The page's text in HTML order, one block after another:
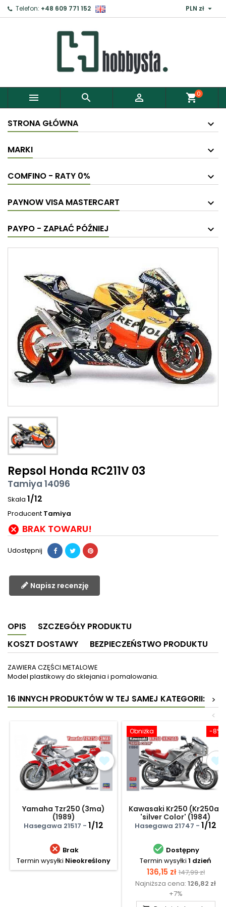
Telefon: +48 609 771 152 PLN zł 
   shopping_cart0
STRONA GŁÓWNA
MARKI
COMFINO - RATY 0%
PAYNOW VISA MASTERCART
PAYPO - ZAPŁAĆ PÓŹNIEJ
Repsol Honda RC211V 03
Tamiya 14096
Skala 1/12
Producent Tamiya
 BRAK TOWARU!
Udostępnij
Napisz recenzję
OPIS
SZCZEGÓŁY PRODUKTU
KOSZT DOSTAWY
BEZPIECZEŃSTWO PRODUKTU
ZAWIERA CZĘŚCI METALOWE
Model plastikowy do sklejania i pomalowania.
16 INNYCH PRODUKTÓW W TEJ SAMEJ KATEGORII:
>
<
Yamaha Tzr250 (3ma)
(1989)
Hasegawa 21517 - 1/12
 Brak
Termin wysyłki Nieokreślony
-8%
Obniżka
Kawasaki Kr250 (Kr250a)
'silver Color' (1984)
Hasegawa 21747 - 1/12
 Dostępny
Termin wysyłki 1 dzień
Cena
136,15 zł Cena
147,99 zł
Najniższa cena: 126,82 zł
+7%